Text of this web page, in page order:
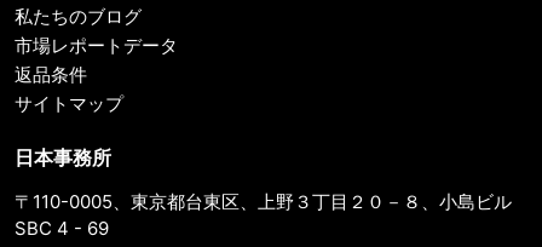
私たちのブログ
市場レポートデータ
返品条件
サイトマップ
日本事務所
〒110-0005、東京都台東区、上野３丁目２０－８、小島ビル
SBC 4 - 69